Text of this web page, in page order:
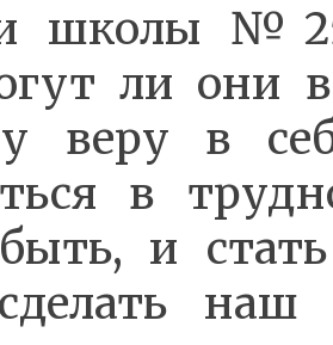
школы
ли они
веру в
в
и